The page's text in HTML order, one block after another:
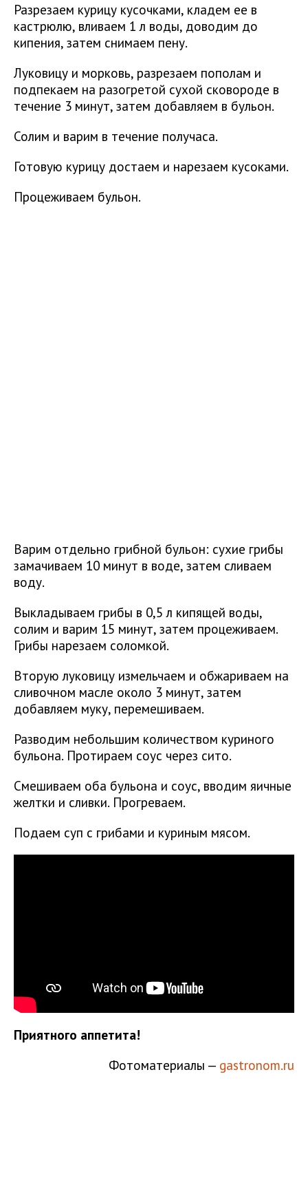
Разрезаем курицу кусочками, кладем ее в
кастрюлю, вливаем 1 л воды, доводим до
кипения, затем снимаем пену.
Луковицу и морковь, разрезаем пополам и
подпекаем на разогретой сухой сковороде в
течение 3 минут, затем добавляем в бульон.
Солим и варим в течение получаса.
Готовую курицу достаем и нарезаем кусоками.
Процеживаем бульон.
Варим отдельно грибной бульон: сухие грибы
замачиваем 10 минут в воде, затем сливаем
воду.
Выкладываем грибы в 0,5 л кипящей воды,
солим и варим 15 минут, затем процеживаем.
Грибы нарезаем соломкой.
Вторую луковицу измельчаем и обжариваем на
сливочном масле около 3 минут, затем
добавляем муку, перемешиваем.
Разводим небольшим количеством куриного
бульона. Протираем соус через сито.
Смешиваем оба бульона и соус, вводим яичные
желтки и сливки. Прогреваем.
Подаем суп с грибами и куриным мясом.
Приятного аппетита!
Фотоматериалы — gastronom.ru